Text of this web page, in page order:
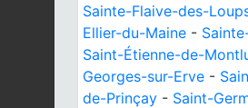
Sainte-Flaive-des-
Ellier-du-Maine -
Saint-Étienne-de-
Georges-sur-Erve -
de-Prinçay - Saint-